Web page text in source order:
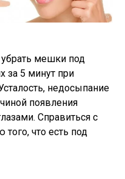
убрать мешки под
за 5 минут при
недосыпание
появления
Справиться с
что есть под